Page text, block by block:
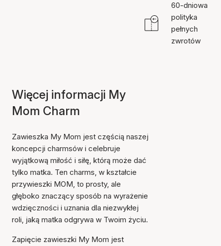
60-dniowa
polityka
pełnych
zwrotów
Więcej informacji My
Mom Charm
Zawieszka My Mom jest częścią naszej
koncepcji charmsów i celebruje
wyjątkową miłość i siłę, którą może dać
tylko matka. Ten charms, w kształcie
przywieszki MOM, to prosty, ale
głęboko znaczący sposób na wyrażenie
wdzięczności i uznania dla niezwykłej
roli, jaką matka odgrywa w Twoim życiu.
Zapięcie zawieszki My Mom jest